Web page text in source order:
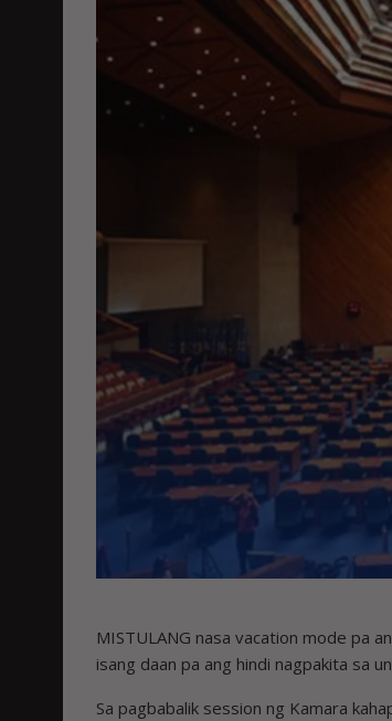
MISTULANG nasa vacation mode pa
isang daan pa ang hindi nagpakita sa
Sa pagbabalik session ng Kamara